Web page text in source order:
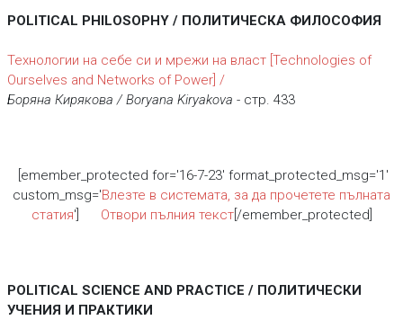
POLITICAL PHILOSOPHY / ПОЛИТИЧЕСКА ФИЛОСОФИЯ
Технологии на себе си и мрежи на власт [Technologies of
Ourselves and Networks of Power] /
Боряна Кирякова / Boryana Kiryakova - стр. 433
[emember_protected for='16-7-23' format_protected_msg='1'
custom_msg='Влезте в системата, за да прочетете пълната
статия'] Отвори пълния текст[/emember_protected]
POLITICAL SCIENCE AND PRACTICE / ПОЛИТИЧЕСКИ
УЧЕНИЯ И ПРАКТИКИ